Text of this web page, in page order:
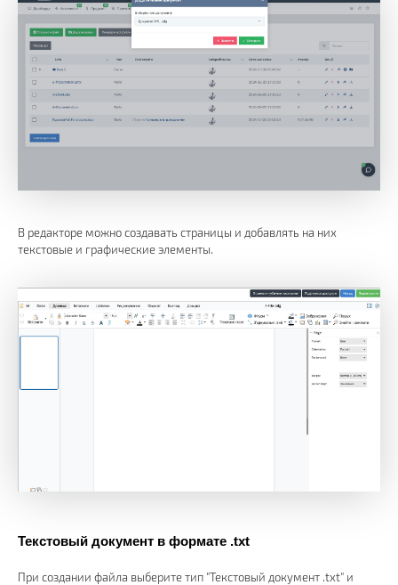
В редакторе можно создавать страницы и добавлять на них
текстовые и графические элементы.
Текстовый документ в формате .txt
При создании файла выберите тип "Текстовый документ .txt" и